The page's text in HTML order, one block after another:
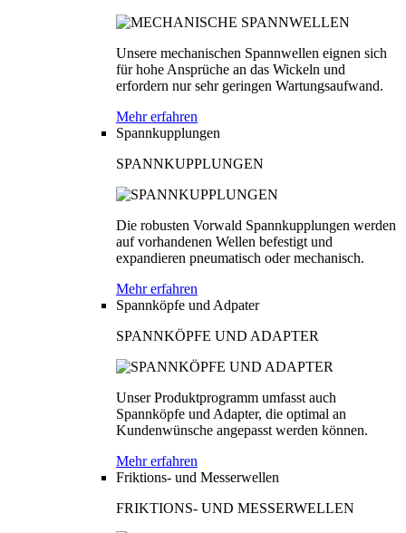
Unsere mechanischen Spannwellen eignen sich
für hohe Ansprüche an das Wickeln und
erfordern nur sehr geringen Wartungsaufwand.
Mehr erfahren
Spannkupplungen
SPANNKUPPLUNGEN
Die robusten Vorwald Spannkupplungen werden
auf vorhandenen Wellen befestigt und
expandieren pneumatisch oder mechanisch.
Mehr erfahren
Spannköpfe und Adpater
SPANNKÖPFE UND ADAPTER
Unser Produktprogramm umfasst auch
Spannköpfe und Adapter, die optimal an
Kundenwünsche angepasst werden können.
Mehr erfahren
Friktions- und Messerwellen
FRIKTIONS- UND MESSERWELLEN